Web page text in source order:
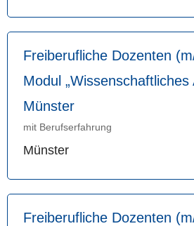
Freiberufliche Dozenten
Modul „Wissenschaftliches
Münster
mit Berufserfahrung
Münster
Freiberufliche Dozenten